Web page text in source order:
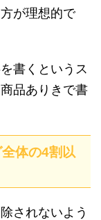
が理想的で
書くというス
品ありきで書
体の4割以
されないよう